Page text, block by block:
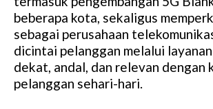
beberapa kota, sekaligus
sebagai perusahaan
dicintai pelanggan melalui
dekat, andal, dan relevan dengan
pelanggan sehari-hari.